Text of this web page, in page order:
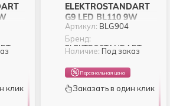
клик
ELEKTROSTANDART
G9 LED BL110 9W
220V 4200K (BLG904)
Артикул: BLG904
Бренд:
ELEKTROSTANDART
Наличие: Под заказ
Персональная цена
Заказать в один клик